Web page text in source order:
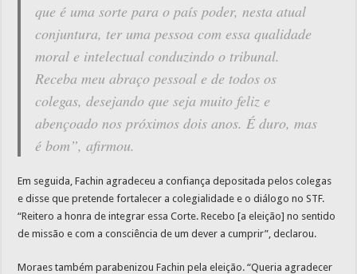
que é uma sorte para o país poder, nesta atual
conjuntura, ter uma pessoa com essa qualidade
moral e intelectual conduzindo o tribunal.
Receba meu abraço pessoal e de todos os
colegas, desejando que seja muito feliz e
abençoado nos próximos dois anos. É duro, mas
é bom”, afirmou.
Em seguida, Fachin agradeceu a confiança depositada pelos colegas
e disse que pretende fortalecer a colegialidade e o diálogo no STF.
“Reitero a honra de integrar essa Corte. Recebo [a eleição] no sentido
de missão e com a consciência de um dever a cumprir”, declarou.
Moraes também parabenizou Fachin pela eleição. “Queria agradecer